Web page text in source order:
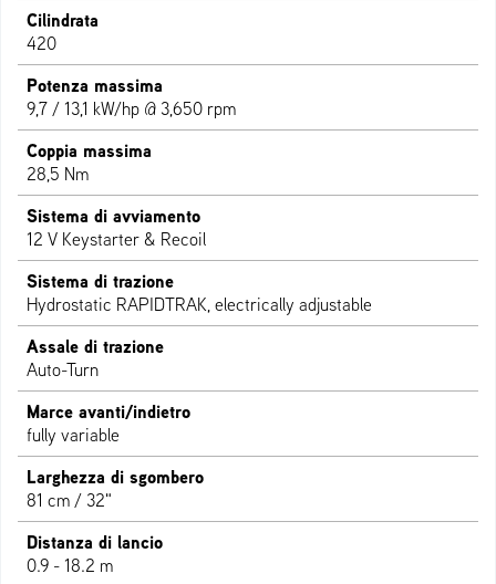
Cilindrata
420
Potenza massima
9,7 / 13,1 kW/hp @ 3,650 rpm
Coppia massima
28,5 Nm
Sistema di avviamento
12 V Keystarter & Recoil
Sistema di trazione
Hydrostatic RAPIDTRAK, electrically adjustable
Assale di trazione
Auto-Turn
Marce avanti/indietro
fully variable
Larghezza di sgombero
81 cm / 32"
Distanza di lancio
0.9 - 18.2 m